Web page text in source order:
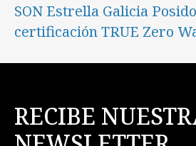
SON Estrella Galicia
certificación TRUE Zero
RECIBE